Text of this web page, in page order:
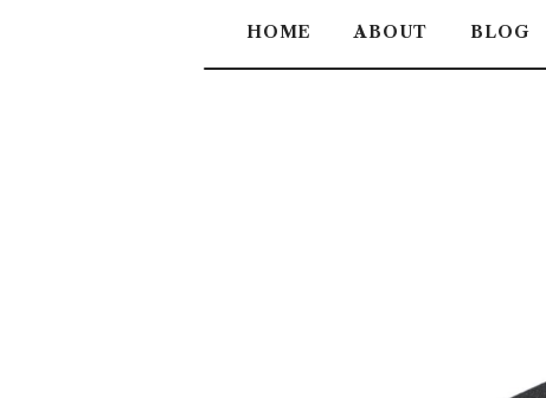
HOME ABOUT BLOG